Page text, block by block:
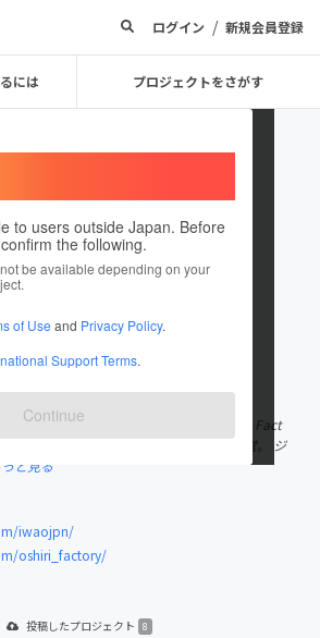
ログイン / 新規会員登録
には プロジェクトをさがす
to users outside Japan. Before
the following.
be available depending on your
of Use and Privacy Policy.
Support Terms.
Continue
杉浦巌
て8件のプロジェクトを投稿しています
神奈川県
岐阜県
お） 株式会社OSHIRI 代表取締役 OSHIRI Fact
アップに特化したフィットネスジムを運営。 ジ
と見る
iwaojpn/
oshiri_factory/
投稿したプロジェクト 8